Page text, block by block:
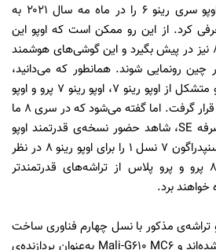
باید خاطر نشان کنیم که اوپو سری رینو ۶ را در ماه مه سال ۲۰۲۱ به
کرد. از این رو ممکن است که اوپو این
استراتژی را برای سری رینو ۸ نیز در پیش بگیرد و این گوشی‌های هوشمند
رونمایی شوند. همانطور که می‌دانید،
سری اوپو رینو ۷ با سه عضو متشکل از اوپو رینو ۷، اوپو رینو ۷ پرو و اوپو
رینو ۷ SE در اختیار کاربران قرار گرفت. اما گفته می‌شود که در سری ۸ ما
به جای نسخه‌ی مقرون‌به‌صرفه‌ SE، شاهد حضور نسخه‌ی قدرتمند اوپو
رینو پرو پلاس باشیم. اگر اسنپدراگون ۷ نسل ۱ را برای اوپو رینو ۸ در نظر
بگیریم، احتمالاً اوپو رینو ۸ پرو و پرو پلاس از تراشه‌های قدرتمندتر
تراشه‌ی مذکور با نسل چهارم فناوری ساخت
۵ نانومتری TSMC ساخته شده‌اند و Mali-G610 MC6 به‌عنوان پردازنده‌ی